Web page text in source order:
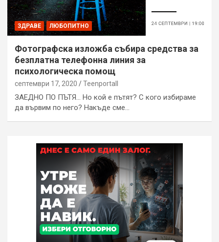
ЗДРАВЕ ЛЮБОПИТНО
Фотографска изложба събира средства за
безплатна телефонна линия за
психологическа помощ
септември 17, 2020 Teenportall
ЗАЕДНО ПО ПЪТЯ… Но кой е пътят? С кого избираме
да вървим по него? Накъде сме…